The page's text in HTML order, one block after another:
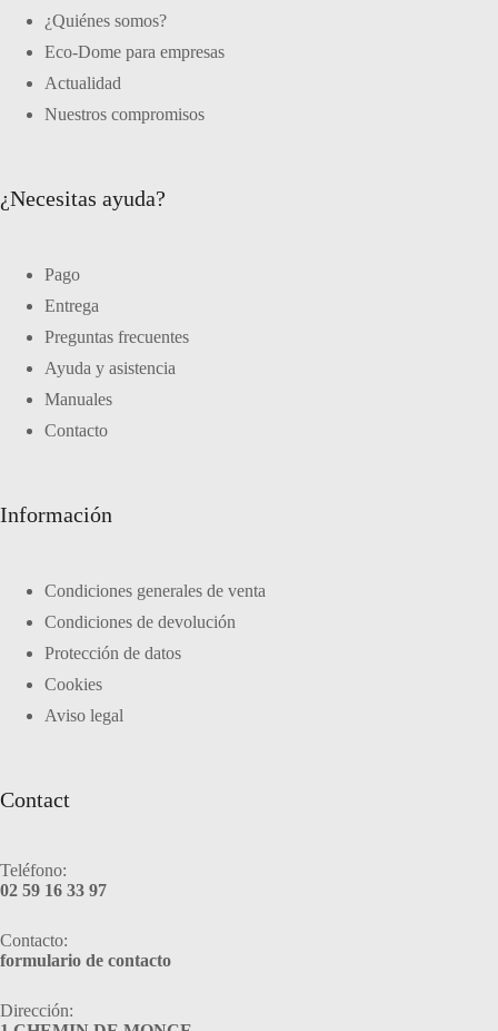
¿Quiénes somos?
Eco-Dome para empresas
Actualidad
Nuestros compromisos
¿Necesitas ayuda?
Pago
Entrega
Preguntas frecuentes
Ayuda y asistencia
Manuales
Contacto
Información
Condiciones generales de venta
Condiciones de devolución
Protección de datos
Cookies
Aviso legal
Contact
Teléfono:
02 59 16 33 97
Contacto:
formulario de contacto
Dirección: